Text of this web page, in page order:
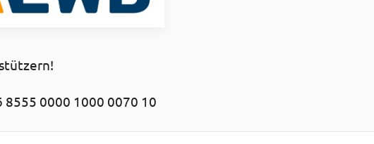
8555 0000 1000 0070 10